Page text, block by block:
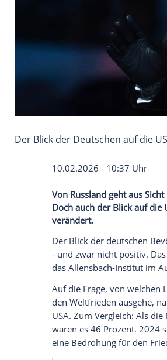
Der Blick der Deutschen
10.02.2026 - 10:37
Von Russland geht
Doch auch der Blick
verändert.